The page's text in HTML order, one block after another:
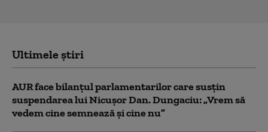
Ultimele știri
AUR face bilanțul parlamentarilor care susțin
suspendarea lui Nicușor Dan. Dungaciu: „Vrem să
vedem cine semnează și cine nu”